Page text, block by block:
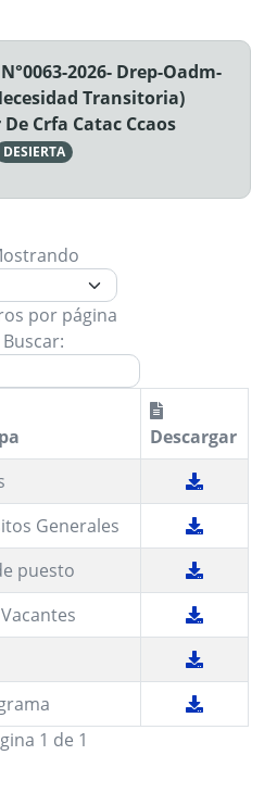
2026- Drep-Oadm-
Transitoria)
Crfa Catac Ccaos
DESIERTA
por página
Buscar:
Descargar
Generales
puesto
1 de 1